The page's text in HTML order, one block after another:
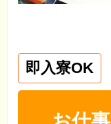
即入寮OK